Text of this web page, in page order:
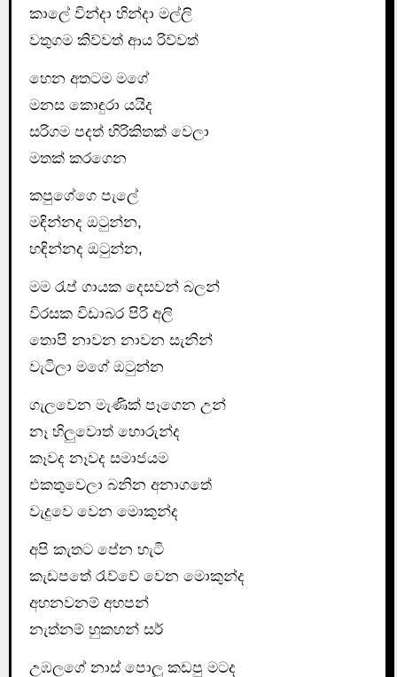
කාලේ වින්දා හින්දා මල්ලි
වතුගම කිව්වත් ආය රිව්වත්
හෙන අතටම මගේ
මනස කොඳුරා යයිද
සරිගම පදත් හිරිකිතක් වෙලා
මතක් කරගෙන
කපුගේගෙ පැලේ
මඳින්නද ඔටුන්න,
හඳින්නද ඔටුන්න,
මම රැප් ගායක දෙසවන් බලන්
විරසක විඩාබර පිරි අලි
තොපි නාවන නාවන සැනින්
වැටිලා මගේ ඔටුන්න
ගැලවෙන මැණික් පෑගෙන උන්
නෑ හිලුවොත් හොරුන්ද
කෑවද නෑවද සමාජයම
එකතුවෙලා බනින අනාගතේ
වැදුවෙ වෙන මොකුන්ද
අපි කැතට පේන හැටි
කැඩපතේ රැව්වේ වෙන මොකුන්ද
අහනවනම් අහපන්
නැත්නම් හුකහන් සර්
උඹලගේ නාස් පොලු කඩපු මටද